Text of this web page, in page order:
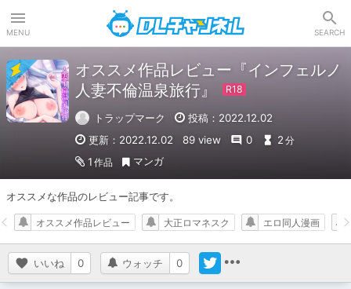
MENU SEARCH
オススメ作品レビュー『インフェルノ
人妻不倫温泉旅行』
トラップマーク
投稿：2022.12.02
更新：2022.12.02
89 view 0 2 分
1 作品 マンガ
オススメな作品のレビュー記事です。
いいね 0 ウォッチ 0
オススメ作品レビュー 大正ロマネスク エロ同人漫画